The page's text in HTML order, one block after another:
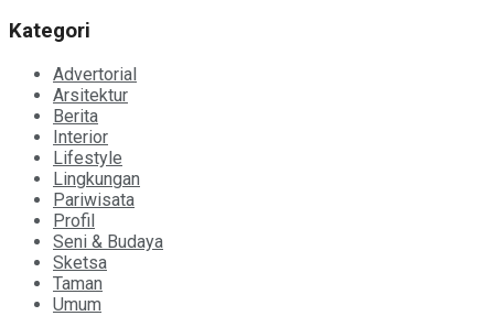
Kategori
Advertorial
Arsitektur
Berita
Interior
Lifestyle
Lingkungan
Pariwisata
Profil
Seni & Budaya
Sketsa
Taman
Umum